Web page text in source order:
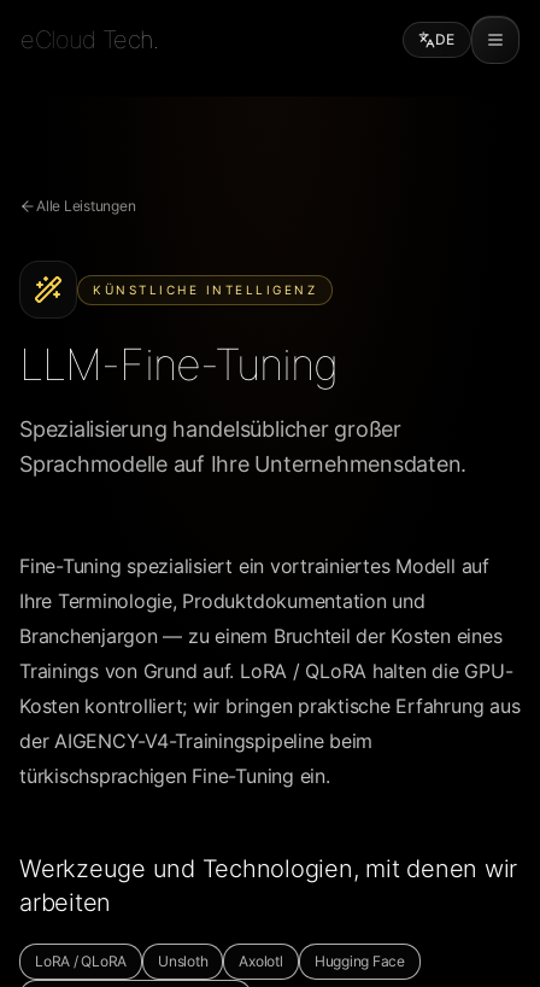
eCloud Tech. DE
Alle Leistungen
KÜNSTLICHE INTELLIGENZ
LLM-Fine-Tuning
Spezialisierung handelsüblicher großer
Sprachmodelle auf Ihre Unternehmensdaten.
Fine-Tuning spezialisiert ein vortrainiertes Modell auf
Ihre Terminologie, Produktdokumentation und
Branchenjargon — zu einem Bruchteil der Kosten eines
Trainings von Grund auf. LoRA / QLoRA halten die GPU-
Kosten kontrolliert; wir bringen praktische Erfahrung aus
der AIGENCY-V4-Trainingspipeline beim
türkischsprachigen Fine-Tuning ein.
Werkzeuge und Technologien, mit denen wir
arbeiten
LoRA / QLoRA Unsloth Axolotl
Hugging Face